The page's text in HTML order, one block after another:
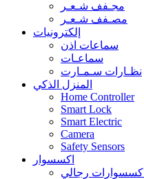
مجـفف شـعـر
مصـفف شـعـر
إلكترونيات
سماعات اذن
سماعـات
نظـارات سـمـارت
المنزل الذكي
Home Controller
Smart Lock
Smart Electric
Camera
Safety Sensors
اكسسوار
اكسسوارات رجالي